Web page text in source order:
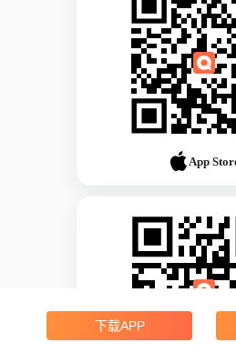
App
下载APP